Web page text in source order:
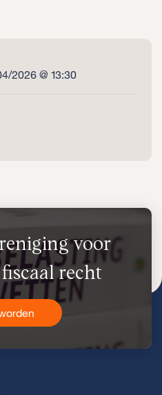
2026 @ 13:30
voor
recht